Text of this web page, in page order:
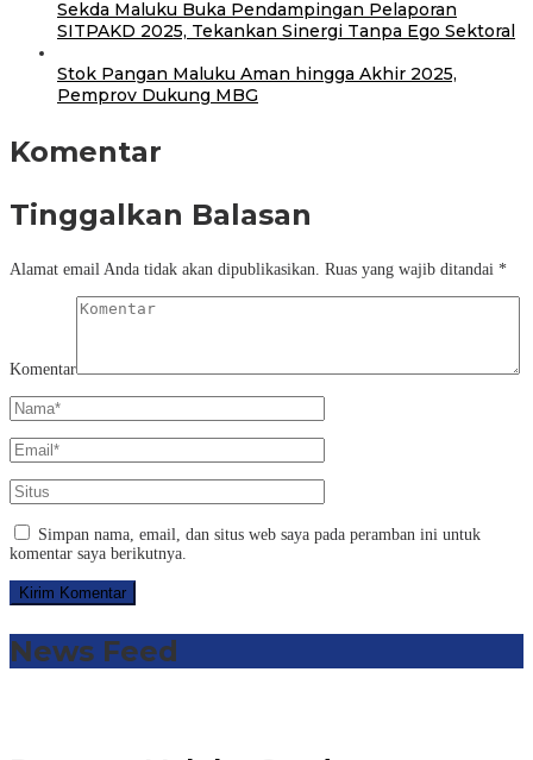
Sekda Maluku Buka Pendampingan Pelaporan
SITPAKD 2025, Tekankan Sinergi Tanpa Ego Sektoral
Stok Pangan Maluku Aman hingga Akhir 2025,
Pemprov Dukung MBG
Komentar
Tinggalkan Balasan
Alamat email Anda tidak akan dipublikasikan. Ruas yang wajib ditandai *
Komentar
Simpan nama, email, dan situs web saya pada peramban ini untuk
komentar saya berikutnya.
News Feed